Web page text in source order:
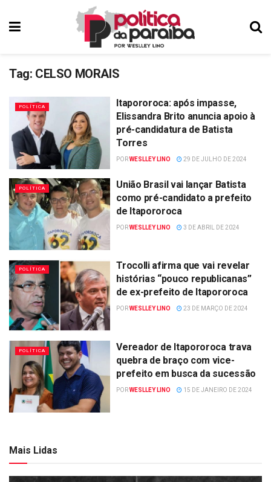
Tag: CELSO MORAIS
POLÍTICA
Itapororoca: após impasse,
Elissandra Brito anuncia apoio à
pré-candidatura de Batista
Torres
PORWESLLEY LINO 29 DE JULHO DE 2024
POLÍTICA
União Brasil vai lançar Batista
como pré-candidato a prefeito
de Itapororoca
PORWESLLEY LINO 3 DE ABRIL DE 2024
POLÍTICA
Trocolli afirma que vai revelar
histórias “pouco republicanas”
de ex-prefeito de Itapororoca
PORWESLLEY LINO 23 DE MARÇO DE 2024
POLÍTICA
Vereador de Itapororoca trava
quebra de braço com vice-
prefeito em busca da sucessão
PORWESLLEY LINO 15 DE JANEIRO DE 2024
Mais Lidas